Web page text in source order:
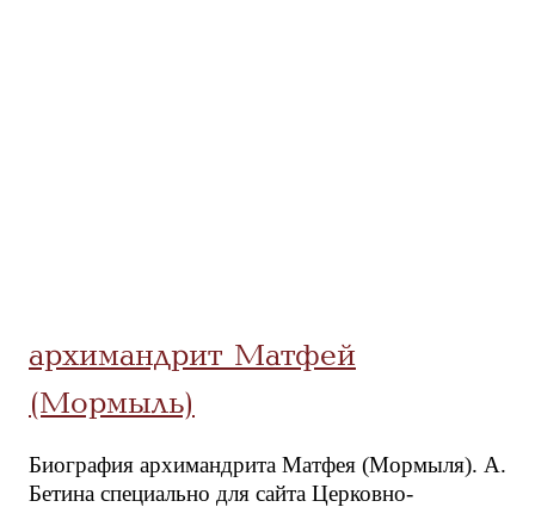
архимандрит Матфей
(Мормыль)
Биография архимандрита Матфея (Мормыля). А.
Бетина специально для сайта Церковно-